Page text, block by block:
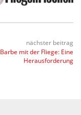
nächster beitrag
Barbe mit der Fliege: Eine
Herausforderung